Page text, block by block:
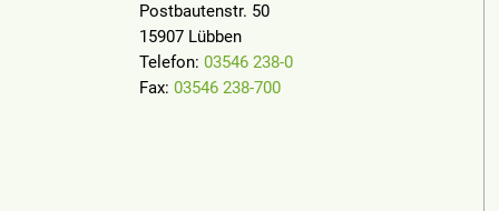
Postbautenstr. 50
15907 Lübben
Telefon: 03546 238-0
Fax: 03546 238-700